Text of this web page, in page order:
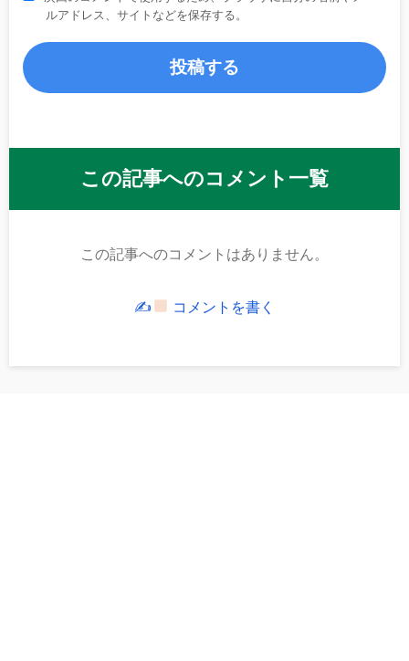
ルアドレス、サイトなどを保存する。
この記事へのコメント一覧
この記事へのコメントはありません。
✍ コメントを書く